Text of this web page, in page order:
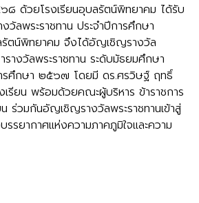
ด้วยโรงเรียนอุบลรัตน์พิทยาคม ได้รับ
วัลพระราชทาน ประจำปีการศึกษา
ตน์พิทยาคม จึงได้อัญเชิญรางวัล
รางวัลพระราชทาน ระดับมัธยมศึกษา
รศึกษา ๒๕๖๗ โดยมี ดร.ศรวิษฐ์ ฤทธิ์
เรียน พร้อมด้วยคณะผู้บริหาร ข้าราชการ
ร่วมกันอัญเชิญรางวัลพระราชทานเข้าสู่
รยากาศแห่งความภาคภูมิใจและความ